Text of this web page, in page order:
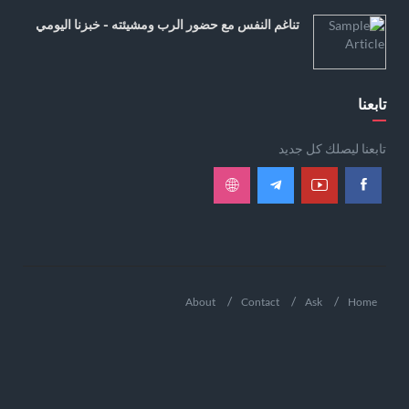
تناغم النفس مع حضور الرب ومشيئته - خبزنا اليومي
تابعنا
تابعنا ليصلك كل جديد
Home
Ask
Contact
About